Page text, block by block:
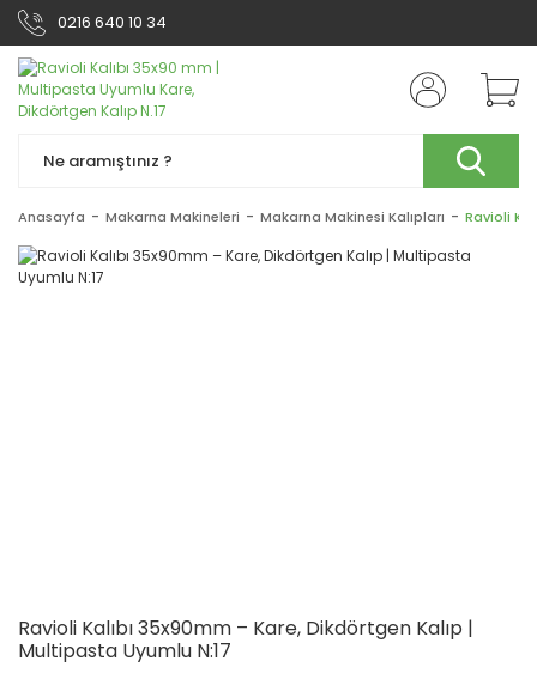
0216 640 10 34
Anasayfa Makarna Makineleri Makarna Makinesi Kalıpları Ravioli
Ravioli Kalıbı 35x90mm – Kare, Dikdörtgen Kalıp |
Multipasta Uyumlu N:17